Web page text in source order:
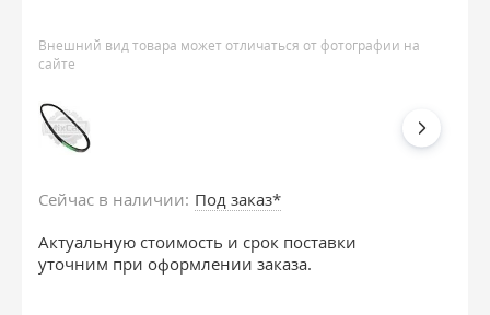
Внешний вид товара может отличаться от фотографии на
сайте
Сейчас в наличии: Под заказ*
Актуальную стоимость и срок поставки
уточним при оформлении заказа.